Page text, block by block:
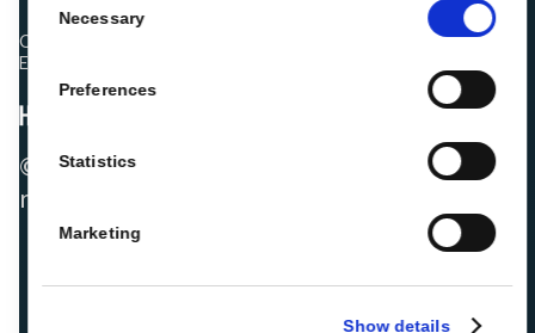
Selection
Necessary
Preferences
Statistics
Marketing
Show details
Os colegas hoteleiros estão a classificar a Roiback como
Excelente:
© 2026 ROIBACK, Inc. Todos os direitos
reservados